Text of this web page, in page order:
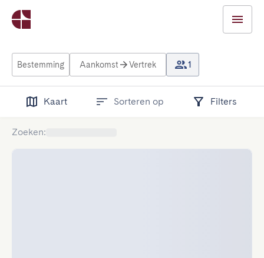
Bestemming Aankomst Vertrek 1
Kaart Sorteren op Filters
Zoeken: